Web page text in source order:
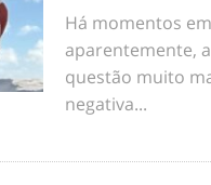
Há momentos
aparentemente,
questão muito
negativa...